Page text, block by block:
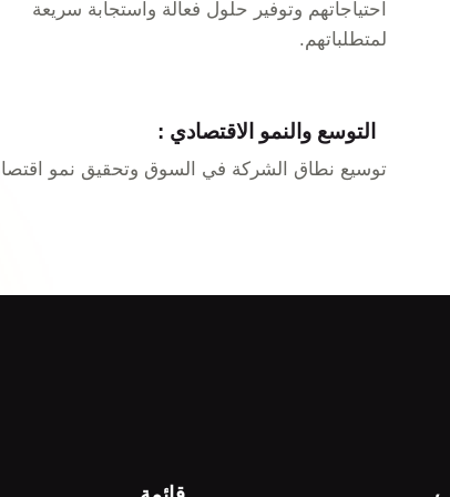
احتياجاتهم وتوفير حلول فعالة واستجابة سريعة
لمتطلباتهم.
التوسع والنمو الاقتصادي :
توسيع نطاق الشركة في السوق وتحقيق نمو